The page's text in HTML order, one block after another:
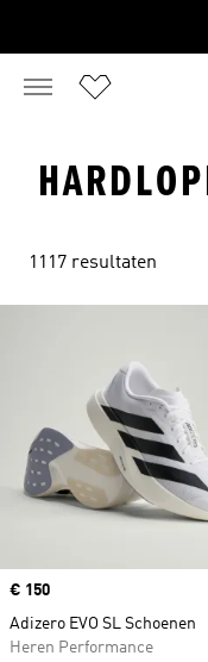
1117 resultaten
Price
€ 150
Adizero EVO SL Schoenen
Heren Performance